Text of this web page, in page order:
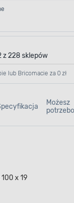
z 228 sklepów
lub Bricomacie za 0 zł
Możesz
x 19